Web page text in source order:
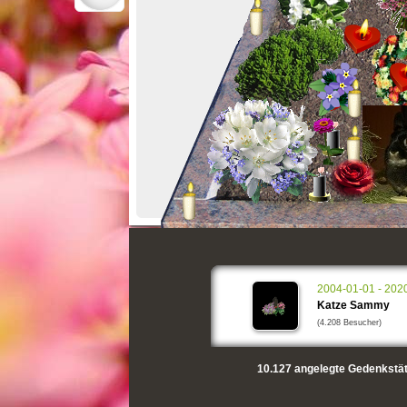
2004-01-01 -
Katze Sammy
(4.208 Besucher)
10.127angelegte